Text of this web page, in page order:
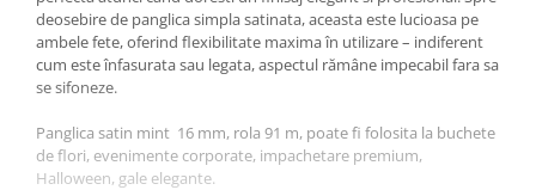
deosebire de panglica simpla satinata, aceasta este lucioasa pe
ambele fete, oferind flexibilitate maxima în utilizare – indiferent
cum este înfasurata sau legata, aspectul rămâne impecabil fara sa
se sifoneze.
Panglica satin mint 16 mm, rola 91 m, poate fi folosita la buchete
de flori, evenimente corporate, impachetare premium,
Halloween, gale elegante.